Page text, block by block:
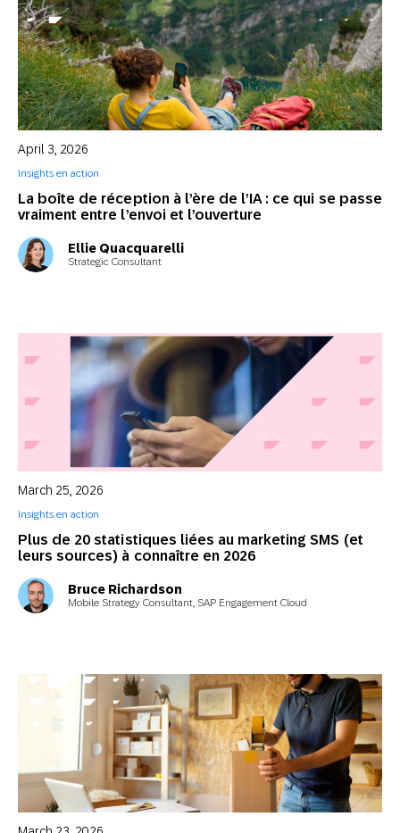
La boîte de réception à l’ère de l’IA : ce qui se passe
vraiment entre l’envoi et l’ouverture
April 3, 2026
Insights en action
Ellie Quacquarelli
Strategic Consultant
Plus de 20 statistiques liées au marketing SMS (et
leurs sources) à connaître en 2026
March 25, 2026
Insights en action
Bruce Richardson
Mobile Strategy Consultant, SAP Engagement Cloud